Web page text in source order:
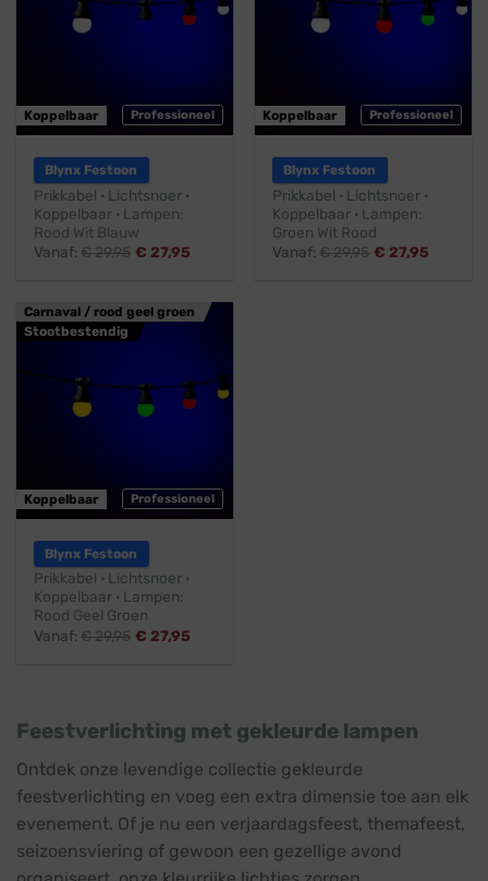
Professioneel
Koppelbaar
Blynx Festoon
Prikkabel · Lichtsnoer ·
Koppelbaar · Lampen:
Rood Wit Blauw
Vanaf:€29,95 € 27,95
Professioneel
Koppelbaar
Blynx Festoon
Prikkabel · Lichtsnoer ·
Koppelbaar · Lampen:
Groen Wit Rood
Vanaf:€29,95 € 27,95
Carnaval / rood geel groen
Stootbestendig
Professioneel
Koppelbaar
Blynx Festoon
Prikkabel · Lichtsnoer ·
Koppelbaar · Lampen:
Rood Geel Groen
Vanaf:€29,95 € 27,95
Feestverlichting met gekleurde lampen
Ontdek onze levendige collectie gekleurde
feestverlichting en voeg een extra dimensie toe aan elk
evenement. Of je nu een verjaardagsfeest, themafeest,
seizoensviering of gewoon een gezellige avond